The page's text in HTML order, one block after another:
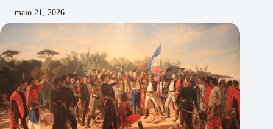
maio 21, 2026